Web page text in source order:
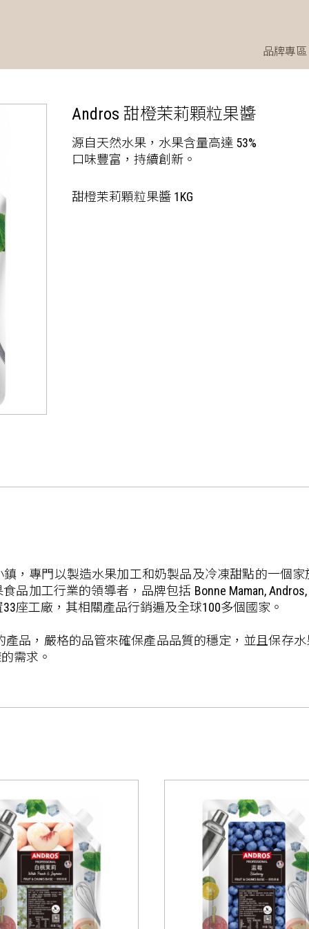
品牌專區
Andros 甜橙茉莉顆粒果醬
源自天然水果，水果含量高達 53%
口味豐富，持續創新。
甜橙茉莉顆粒果醬 1KG
，專門以製造水果加工和奶製品及冷凍甜點的一個
加工行業的領導者，品牌包括 Bonne Maman, Andros,
座工廠，其相關產品行銷遍及全球100多個國家。
品，嚴格的品管來確保產品品質的穩定，並且保存
需求。